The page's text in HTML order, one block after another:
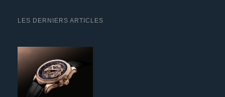
LES DERNIERS ARTICLES